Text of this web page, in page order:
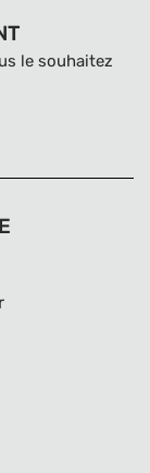
le souhaitez